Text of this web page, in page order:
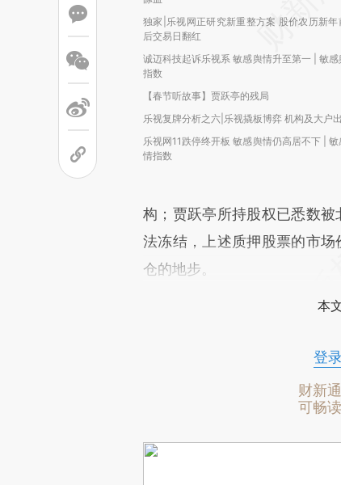
独家|乐视网正研究新重整方案 股价农历新年
后交易日翻红
诚迈科技起诉乐视系 敏感舆情升至第一 | 敏感
指数
【春节听故事】贾跃亭的残局
乐视复牌分析之六|乐视撬板博弈 机构及大户
乐视网11跌停终开板 敏感舆情仍高居不下 | 敏
情指数
构；贾跃亭所持股权已悉数
法冻结，上述质押股票的市
仓的地步。
本
登
财新
可畅